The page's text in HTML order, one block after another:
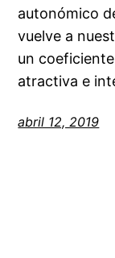
autonómico
vuelve a
un
atractiva e
abril 12, 2019